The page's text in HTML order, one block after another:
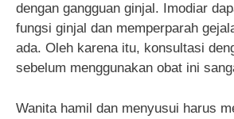
dengan gangguan ginjal. Imodiar
fungsi ginjal dan memperparah
ada. Oleh karena itu, konsultasi
sebelum menggunakan obat ini
Wanita hamil dan menyusui harus